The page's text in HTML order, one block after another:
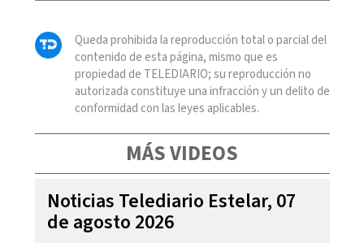
Queda prohibida la reproducción total o parcial del
contenido de esta página, mismo que es
propiedad de TELEDIARIO; su reproducción no
autorizada constituye una infracción y un delito de
conformidad con las leyes aplicables.
MÁS VIDEOS
Noticias Telediario Estelar, 07
de agosto 2026